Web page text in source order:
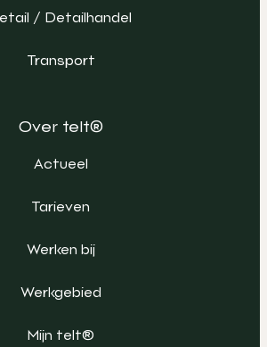
/ Detailhandel
Transport
Over telt®
Actueel
Tarieven
Werken bij
Werkgebied
Mijn telt®